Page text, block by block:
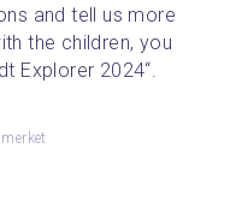
and tell us more
the children, you
Explorer 2024“.